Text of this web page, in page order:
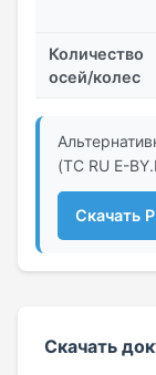
Количество
осей/колес
(ТС RU Е-
Скачать
Скачать